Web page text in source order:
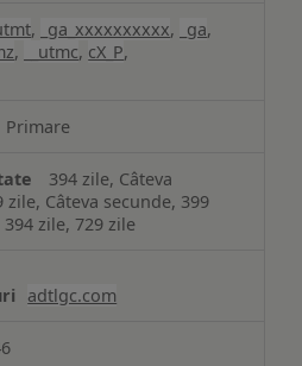
, _ga_xxxxxxxxxx, _ga,
, __utmc, cX_P,
Primare
394 zile, Câteva
zile, Câteva secunde, 399
zile, 729 zile
adtlgc.com